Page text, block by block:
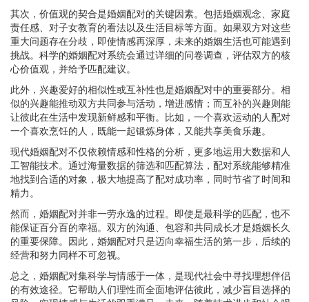
其次，价值观的契合是婚姻配对的关键因素。包括婚姻观念、家庭
责任感、对子女教育的看法以及生活目标等方面。如果双方对这些
重大问题存在分歧，即使情感再深厚，未来的婚姻生活也可能遇到
挑战。科学的婚姻配对系统会通过详细的问卷调查，评估双方的核
心价值观，并给予匹配建议。
此外，兴趣爱好的相似性或互补性也是婚姻配对中的重要部分。相
似的兴趣能推动双方共同参与活动，增进感情；而互补的兴趣则能
让彼此在生活中发现新鲜感和平衡。比如，一个喜欢运动的人配对
一个喜欢烹饪的人，既能一起锻炼身体，又能共享美食乐趣。
现代婚姻配对不仅依赖情感和性格的分析，更多地运用大数据和人
工智能技术。通过海量数据的筛选和匹配算法，配对系统能够精准
地找到合适的对象，极大地提高了配对成功率，同时节省了时间和
精力。
然而，婚姻配对并非一劳永逸的过程。即使是最科学的匹配，也不
能保证百分百的幸福。双方的沟通、包容和共同成长才是婚姻长久
的重要保障。因此，婚姻配对只是迈向幸福生活的第一步，后续的
经营和努力同样不可忽视。
总之，婚姻配对集科学与情感于一体，是现代社会中寻找理想伴侣
的有效途径。它帮助人们理性而全面地评估彼此，减少盲目选择的